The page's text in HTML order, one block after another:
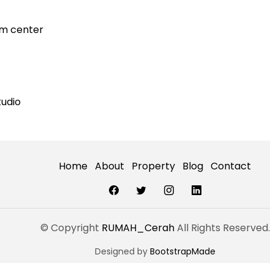
center
Home About Property Blog Contact
© Copyright RUMAH_CerahAll Rights Reserved.
Designed by BootstrapMade